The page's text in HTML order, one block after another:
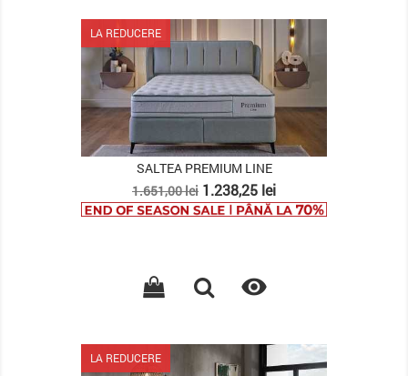
LA REDUCERE
SALTEA PREMIUM LINE
Pret
de
1.651,00 lei Pret
1.238,25 lei

LA REDUCERE